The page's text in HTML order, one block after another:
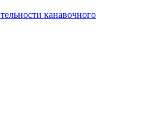
канавочного